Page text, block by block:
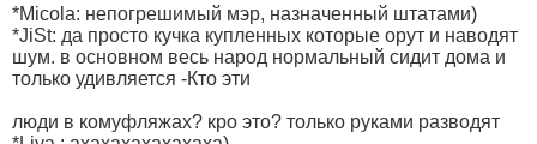
*Micola: непогрешимый мэр, назначенный штатами)
*JiSt: да просто кучка купленных которые орут и наводят
шум. в основном весь народ нормальный сидит дома и
только удивляется -Кто эти
люди в комуфляжах? кро это? только руками разводят